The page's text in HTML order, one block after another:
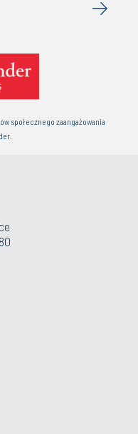
społecznego zaangażowania